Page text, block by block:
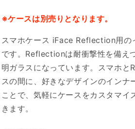
ジ
ル
単
色
❤️
Phoebe
❤️
の
ジ
ル
単
色
❤️
❤️
※ケースは別売りとなります。
スマホケース iFace Reflection用の
です。Reflectionは耐衝撃性を備え
明ガラスになっています。スマホ
スの間に、好きなデザインのインナ
ことで、気軽にケースをカスタマイ
きます。